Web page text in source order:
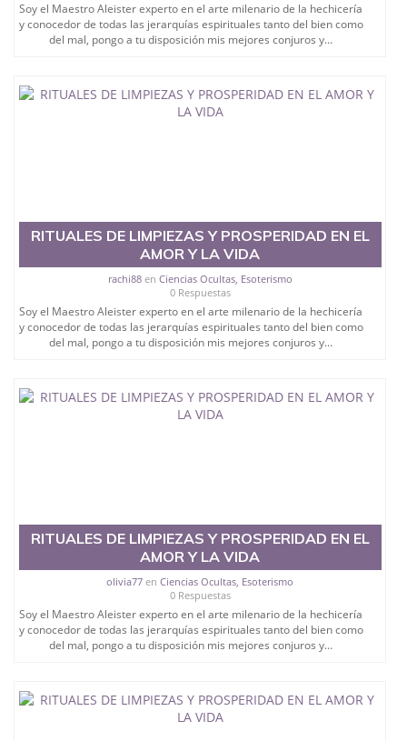
Soy el Maestro Aleister experto en el arte milenario de la hechicería
y conocedor de todas las jerarquías espirituales tanto del bien como
del mal, pongo a tu disposición mis mejores conjuros y...
RITUALES DE LIMPIEZAS Y PROSPERIDAD EN EL
AMOR Y LA VIDA
rachi88en Ciencias Ocultas, Esoterismo
0 Respuestas
Soy el Maestro Aleister experto en el arte milenario de la hechicería
y conocedor de todas las jerarquías espirituales tanto del bien como
del mal, pongo a tu disposición mis mejores conjuros y...
RITUALES DE LIMPIEZAS Y PROSPERIDAD EN EL
AMOR Y LA VIDA
olivia77 enCiencias Ocultas, Esoterismo
0 Respuestas
Soy el Maestro Aleister experto en el arte milenario de la hechicería
y conocedor de todas las jerarquías espirituales tanto del bien como
del mal, pongo a tu disposición mis mejores conjuros y...